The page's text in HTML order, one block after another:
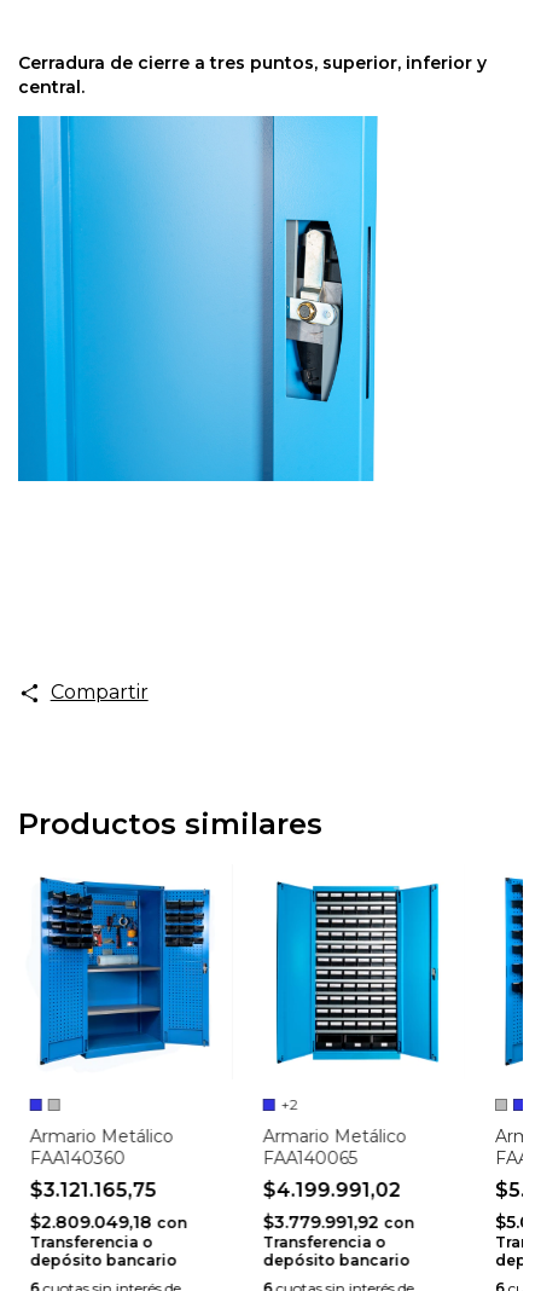
Cerradura de cierre a tres puntos, superior, inferior y
central.
Compartir
Productos similares
Armario Metálico
FAA140360
$3.121.165,75
$2.809.049,18 con
Transferencia o
depósito bancario
+2
Armario Metálico
FAA140065
$4.199.991,02
$3.779.991,92 con
Transferencia o
depósito bancario